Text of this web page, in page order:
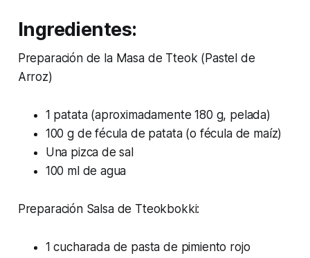
Ingredientes:
Preparación de la Masa de Tteok (Pastel de
Arroz)
1 patata (aproximadamente 180 g, pelada)
100 g de fécula de patata (o fécula de maíz)
Una pizca de sal
100 ml de agua
Preparación Salsa de Tteokbokki:
1 cucharada de pasta de pimiento rojo